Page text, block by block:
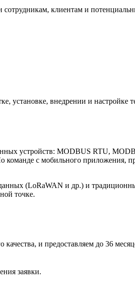
клиентам и
установке, внедрении и
устройств: MODBUS RTU,
с мобильного приложения,
(LoRaWAN и др.) и
точке.
качества, и предоставляем до 36
заявки.